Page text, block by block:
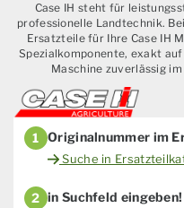
Case IH steht für
professionelle Landtechnik.
Ersatzteile für Ihre Case IH
Spezialkomponente, exakt
Maschine zuverlässig
1 Originalnummer im
Suche in
2 in Suchfeld eingeben!